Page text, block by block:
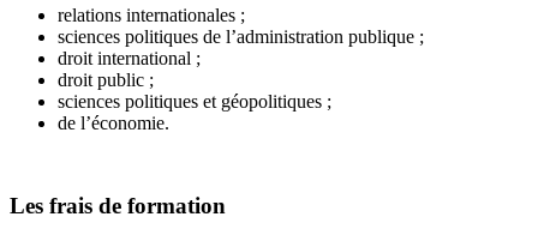
relations internationales ;
sciences politiques de l’administration publique ;
droit international ;
droit public ;
sciences politiques et géopolitiques ;
de l’économie.
Les frais de formation